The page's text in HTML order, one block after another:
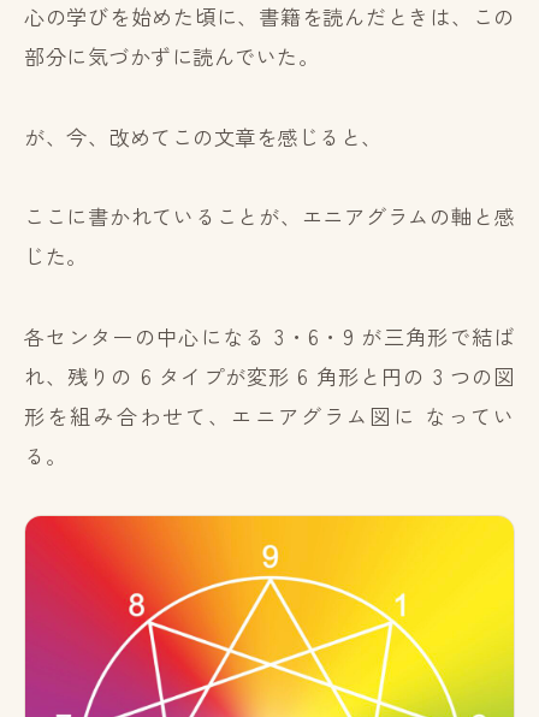
心の学びを始めた頃に、書籍を読んだときは、この
部分に気づかずに読んでいた。
が、今、改めてこの文章を感じると、
ここに書かれていることが、エニアグラムの軸と感
じた。
各センターの中心になる 3・6・9 が三角形で結ば
れ、残りの 6 タイプが変形 6 角形と円の 3 つの図
形を組み合わせて、エニアグラム図に なってい
る。